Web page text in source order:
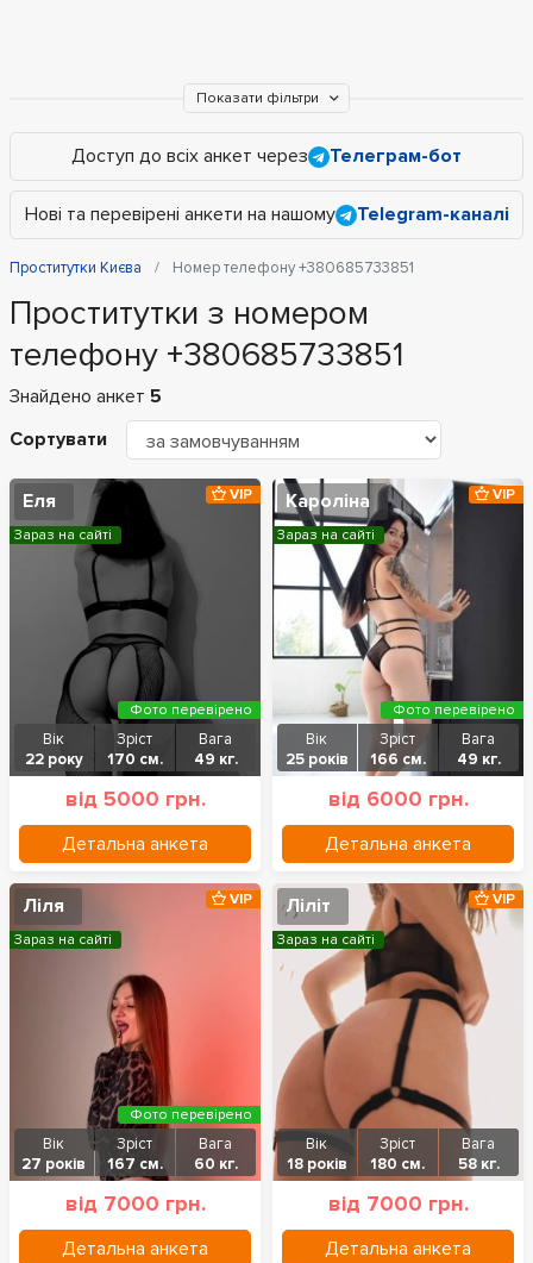
Показати фільтри
Доступ до всіх анкет через Телеграм-бот
Нові та перевірені анкети на нашому Telegram-каналі
Проститутки Києва Номер телефону +380685733851
Проститутки з номером
телефону +380685733851
Знайдено анкет 5
Сортувати
Еля
Вік
22 року
Зріст
170 см.
Вага
49 кг.
від 5000 грн.
Детальна анкета
VIP
Зараз на сайті
Фото перевірено
Кароліна
Вік
25 років
Зріст
166 см.
Вага
49 кг.
від 6000 грн.
Детальна анкета
VIP
Зараз на сайті
Фото перевірено
Ліля
Вік
27 років
Зріст
167 см.
Вага
60 кг.
від 7000 грн.
Детальна анкета
VIP
Зараз на сайті
Фото перевірено
Ліліт
Вік
18 років
Зріст
180 см.
Вага
58 кг.
від 7000 грн.
Детальна анкета
VIP
Зараз на сайті